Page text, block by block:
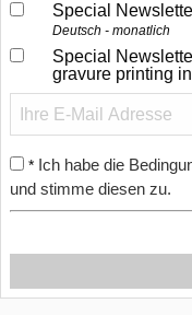
Special
Deutsch - monatlich
Special
gravure printing
* Ich habe die
und stimme diesen zu.